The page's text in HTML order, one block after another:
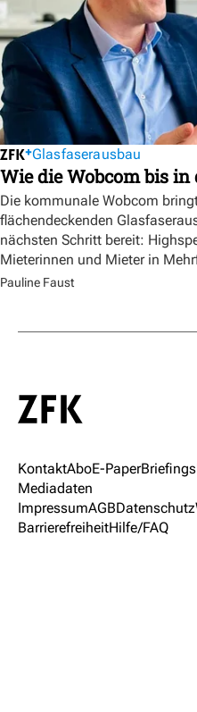
Glasfaserausbau
Wie die Wobcom bis
Die kommunale Wobcom
flächendeckenden
nächsten Schritt bereit:
Mieterinnen und Mieter in
Pauline Faust
KontaktAboE-PaperBriefings
Mediadaten
ImpressumAGBDatenschutz
BarrierefreiheitHilfe/FAQ